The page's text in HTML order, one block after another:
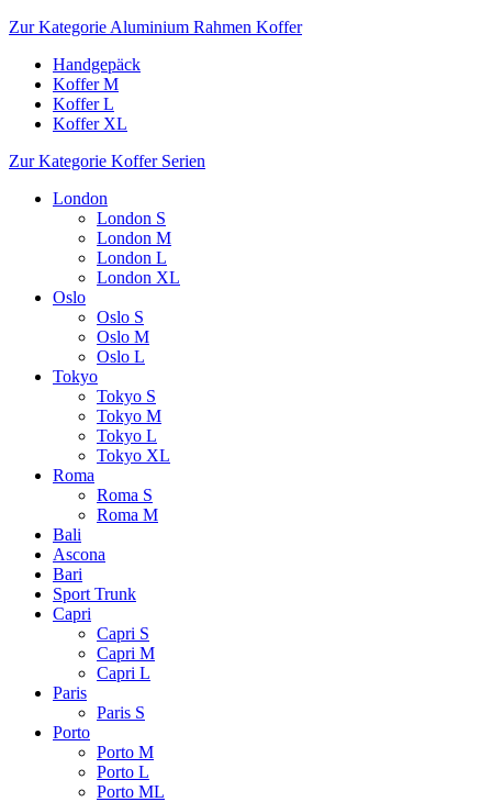
Zur Kategorie Aluminium Rahmen Koffer
Handgepäck
Koffer M
Koffer L
Koffer XL
Zur Kategorie Koffer Serien
London
London S
London M
London L
London XL
Oslo
Oslo S
Oslo M
Oslo L
Tokyo
Tokyo S
Tokyo M
Tokyo L
Tokyo XL
Roma
Roma S
Roma M
Bali
Ascona
Bari
Sport Trunk
Capri
Capri S
Capri M
Capri L
Paris
Paris S
Porto
Porto M
Porto L
Porto ML